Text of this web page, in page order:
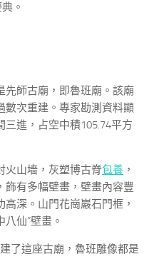
。
先師古廟，即魯班廟。該廟
數次重建。專家勘測資料顯
進，占空中積105.74平方
山墻，灰塑博古脊包養 ，
飾有多幅壁畫，壁畫內容豐
深。山門花崗巖石門框，
仙”壁畫。
這座古廟，魯班雕像都是